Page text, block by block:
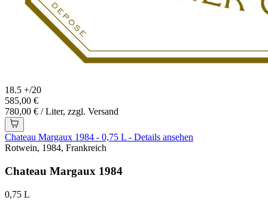
18.5 +/20
585,00 €
780,00 € / Liter, zzgl. Versand
Chateau Margaux 1984 - 0,75 L - Details ansehen
Rotwein, 1984, Frankreich
Chateau Margaux 1984
0,75 L